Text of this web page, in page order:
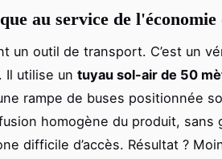
au service de
un outil de transport. C’est un
Il utilise un tuyau sol-air de 50
rampe de buses positionnée
homogène du produit, sans
difficile d’accès. Résultat ?